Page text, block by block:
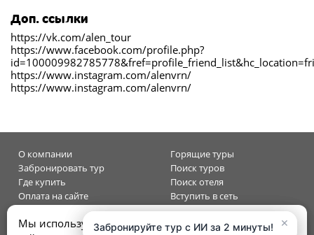
Доп. ссылки
https://vk.com/alen_tour
https://www.facebook.com/profile.php?
https://www.instagram.com/alenvrn/
https://www.instagram.com/alenvrn/
О компании
Горящие туры
Забронировать тур
Поиск туров
Где купить
Поиск отеля
Оплата на сайте
Вступить в сеть
Индекс горящих
Ответы на вопросы
Вход для агентств
Мы используем куки, чтобы улучшить ваш опыт на
×
Забронируйте тур с ИИ за 2 минуты! ×
Забронируйте тур с ИИ за 2 минуты!